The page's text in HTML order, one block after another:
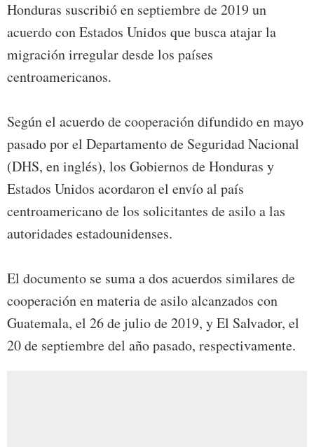
Honduras suscribió en septiembre de 2019 un
acuerdo con Estados Unidos que busca atajar la
migración irregular desde los países
centroamericanos.
Según el acuerdo de cooperación difundido en mayo
pasado por el Departamento de Seguridad Nacional
(DHS, en inglés), los Gobiernos de Honduras y
Estados Unidos acordaron el envío al país
centroamericano de los solicitantes de asilo a las
autoridades estadounidenses.
El documento se suma a dos acuerdos similares de
cooperación en materia de asilo alcanzados con
Guatemala, el 26 de julio de 2019, y El Salvador, el
20 de septiembre del año pasado, respectivamente.